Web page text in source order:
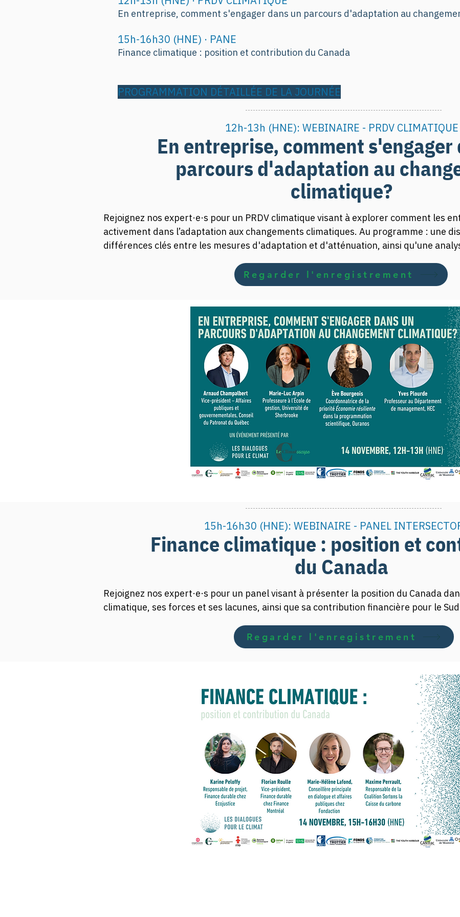
En entreprise, comment s'engager dans un parcours d'adaptation au
15h-16h30 (HNE) · PANE
Finance climatique : position et contribution du Canada
PROGRAMMATION DÉTAILLÉE DE LA JOURNÉE
12h-13h (HNE): WEBINAIRE - PRDV CLIMATIQUE
En entreprise, comment s'engager
parcours d'adaptation au
climatique?
Rejoignez nos expert·e·s pour un PRDV climatique visant à explorer comment les
activement dans l’adaptation aux changements climatiques. Au programme : une
différences clés entre les mesures d'adaptation et d'atténuation, ainsi qu'une
et évaluerons l'efficacité des politiques publiques d'adaptation. Nos
étapes de l'économie circulaire – réduction, réutilisation, recyclage – peuvent
moins bonnes pratiques d'adaptation seront partagés pour éclairer la voie à suivre.
Dans le cadre de la journée Finance, investissement et commerce de la CdP-29, ce
perspective unique sur deux thématiques centrales mais rarement abordées
secteur privé dans les enjeux climatiques.
Regarder l'enregistrement
15h-16h30 (HNE): WEBINAIRE - PANEL
Finance climatique : position et
du Canada
Rejoignez nos expert·e·s pour un panel visant à présenter la position du Canada
climatique, ses forces et ses lacunes, ainsi que sa contribution financière pour le
Regarder l'enregistrement